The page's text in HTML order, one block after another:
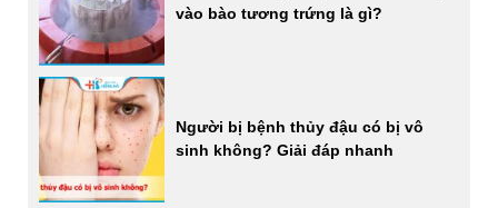
vào bào tương trứng là gì?
Người bị bệnh thủy đậu có bị vô
sinh không? Giải đáp nhanh